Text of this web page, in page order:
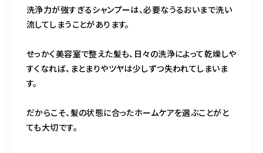
洗浄力が強すぎるシャンプーは、必要なうるおいまで洗い
流してしまうことがあります。
せっかく美容室で整えた髪も、日々の洗浄によって乾燥しや
すくなれば、まとまりやツヤは少しずつ失われてしまいま
す。
だからこそ、髪の状態に合ったホームケアを選ぶことがと
ても大切です。